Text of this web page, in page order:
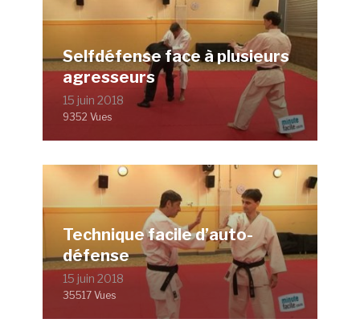
Selfdéfense face à plusieurs
agresseurs
15 juin 2018
9352 Vues
Technique facile d’auto-
défense
15 juin 2018
35517 Vues